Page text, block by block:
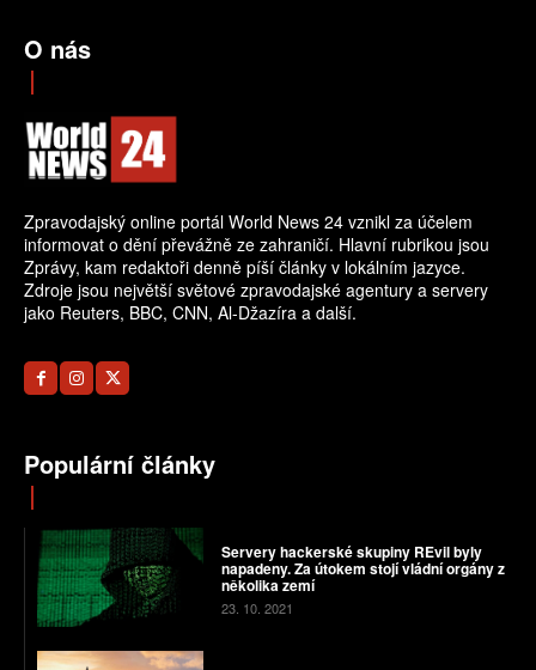
O nás
Zpravodajský online portál World News 24 vznikl za účelem
informovat o dění převážně ze zahraničí. Hlavní rubrikou jsou
Zprávy, kam redaktoři denně píší články v lokálním jazyce.
Zdroje jsou největší světové zpravodajské agentury a servery
jako Reuters, BBC, CNN, Al-Džazíra a další.
Populární články
Servery hackerské skupiny REvil byly
napadeny. Za útokem stojí vládní orgány z
několika zemí
23. 10. 2021